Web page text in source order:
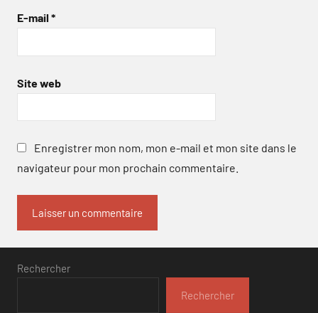
E-mail *
Site web
Enregistrer mon nom, mon e-mail et mon site dans le
navigateur pour mon prochain commentaire.
Rechercher
Rechercher